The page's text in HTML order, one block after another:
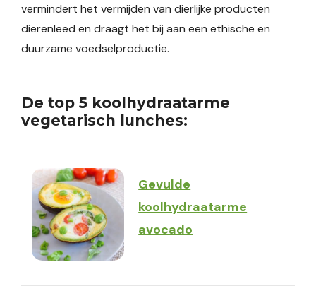
vermindert het vermijden van dierlijke producten
dierenleed en draagt het bij aan een ethische en
duurzame voedselproductie.
De top 5 koolhydraatarme
vegetarisch lunches:
Gevulde
koolhydraatarme
avocado